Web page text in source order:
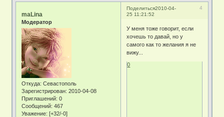
Поделиться 4
2010-04-
25 11:21:52
maLina
Модератор
Откуда: Севастополь
Зарегистрирован: 2010-04-08
Приглашений: 0
Сообщений: 467
Уважение: [+32/-0]
У меня тоже говорит, если
хочешь то давай, но у
самого как то желания я не
вижу...
0